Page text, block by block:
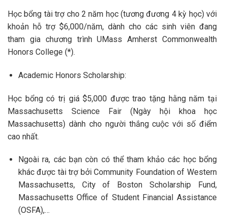
Học bổng tài trợ cho 2 năm học (tương đương 4 kỳ học) với
khoản hỗ trợ $6,000/năm, dành cho các sinh viên đang
tham gia chương trình UMass Amherst Commonwealth
Honors College (*).
Academic Honors Scholarship:
Học bổng có trị giá $5,000 được trao tặng hằng năm tại
Massachusetts Science Fair (Ngày hội khoa học
Massachusetts) dành cho người thắng cuộc với số điểm
cao nhất.
Ngoài ra, các bạn còn có thể tham khảo các học bổng
khác được tài trợ bởi Community Foundation of Western
Massachusetts, City of Boston Scholarship Fund,
Massachusetts Office of Student Financial Assistance
(OSFA),…